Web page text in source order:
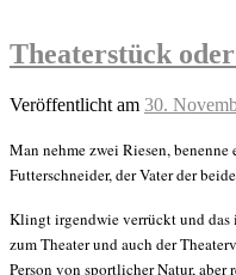
Theaterstück
Veröffentlicht am 30.
Man nehme zwei Riesen,
Futterschneider, der Vater der
Klingt irgendwie verrückt und das
zum Theater und auch der
Person von sportlicher Natur, aber